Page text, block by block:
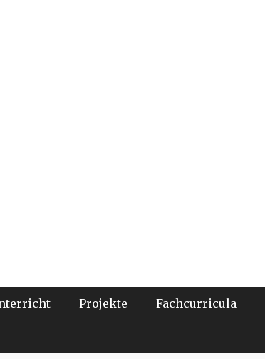
Projekte Fachcurricula